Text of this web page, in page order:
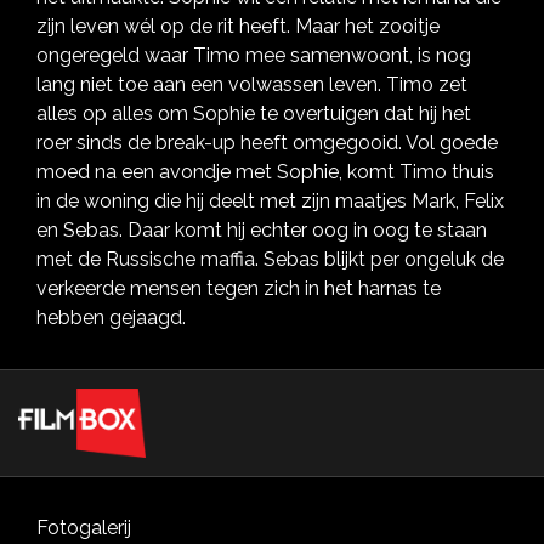
zijn leven wél op de rit heeft. Maar het zooitje
ongeregeld waar Timo mee samenwoont, is nog
lang niet toe aan een volwassen leven. Timo zet
alles op alles om Sophie te overtuigen dat hij het
roer sinds de break-up heeft omgegooid. Vol goede
moed na een avondje met Sophie, komt Timo thuis
in de woning die hij deelt met zijn maatjes Mark, Felix
en Sebas. Daar komt hij echter oog in oog te staan
met de Russische maffia. Sebas blijkt per ongeluk de
verkeerde mensen tegen zich in het harnas te
hebben gejaagd.
Fotogalerij